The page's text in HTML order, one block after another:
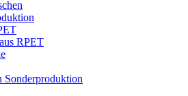
RPET
Sonderproduktion